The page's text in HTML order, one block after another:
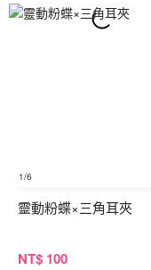
1/6
靈動粉蝶×三角耳夾
NT$ 100